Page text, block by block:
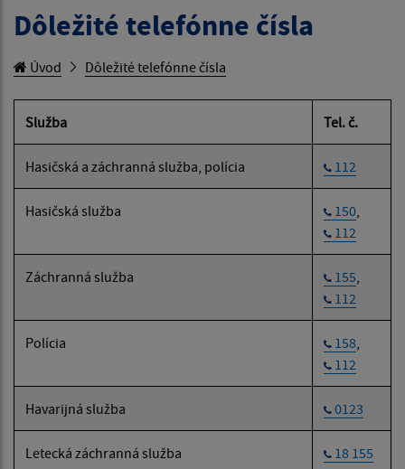
Dôležité telefónne čísla
Úvod Dôležité telefónne čísla
Služba Tel. č.
Hasičská a záchranná služba, polícia 112
Hasičská služba 150
112
Záchranná služba 155
112
Polícia 158
112
Havarijná služba 0123
Letecká záchranná služba 18 155